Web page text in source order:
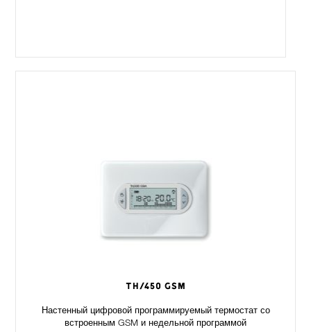
TH/450 GSM
Настенный цифровой программируемый термостат со
встроенным GSM и недельной программой